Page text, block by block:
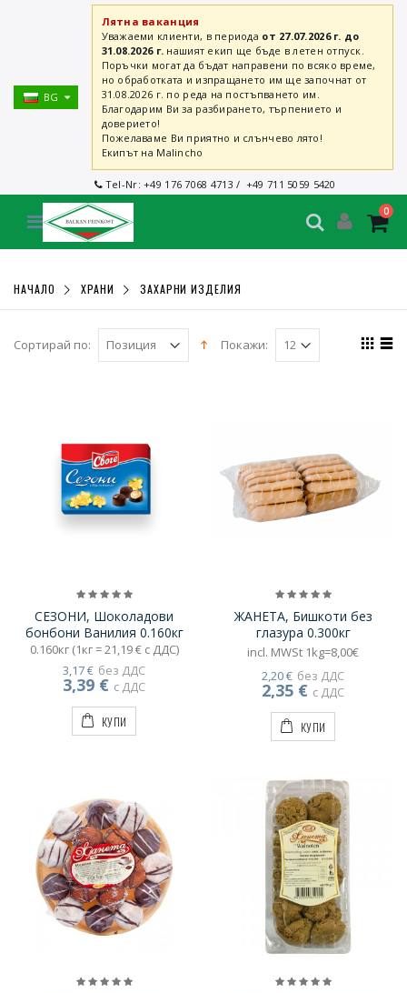
BG
Лятна ваканция
Уважаеми клиенти, в периода от 27.07.2026 г. до
31.08.2026 г. нашият екип ще бъде в летен отпуск.
Поръчки могат да бъдат направени по всяко време,
но обработката и изпращането им ще започнат от
31.08.2026 г. по реда на постъпването им.
Благодарим Ви за разбирането, търпението и
доверието!
Пожелаваме Ви приятно и слънчево лято!
Екипът на Malincho
Tel-Nr:+49 176 7068 4713 / +49 711 5059 5420
0
НАЧАЛО ХРАНИ ЗАХАРНИ ИЗДЕЛИЯ
Сортирай по: Покажи:
СЕЗОНИ, Шоколадови
бонбони Ванилия 0.160кг
0.160кг (1кг = 21,19 € с ДДС)
без ДДС
3,17 €
с ДДС
3,39 €
КУПИ
ЖАНЕТА, Бишкоти без
глазура 0.300кг
incl. MWSt 1kg=8,00€
без ДДС
2,20 €
с ДДС
2,35 €
КУПИ